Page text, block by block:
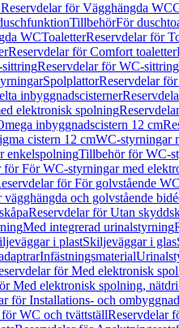
Reservdelar för Vägghängda WC
TillbehörFör
WCToaletterReservdelar för
Reservdelar för Comfort toaletter
Reservdelar för WC-sittring
SpolplattorReservdelar
inbyggnadscisterner
elektronisk spolning
inbyggnadscistern 12 cm
cistern 12 cmWC-styrningar
enkelspolningTillbehör för WC-
för För WC-styrningar med
för För golvstående WC
vägghängda och golvstående
Reservdelar för Utan
Med integrerad urinalstyrning
i plastSkiljeväggar i glas
Infästningsmaterial
för Med elektronisk
Med elektronisk spolning,
för Installations- och
för WC och tvättställReservdelar